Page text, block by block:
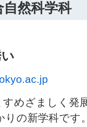
然科学科
めざましく発
の新学科です